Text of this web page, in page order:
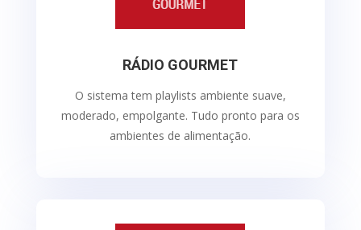
RÁDIO GOURMET
O sistema tem playlists ambiente suave,
moderado, empolgante. Tudo pronto para os
ambientes de alimentação.